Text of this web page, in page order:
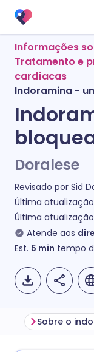
Informações
Tratamento e
cardíacas
Indoramina -
Doralese
Revisado por Sid
Última
Última atualização
Atende aos
Est. 5 min tempo
Sobre o